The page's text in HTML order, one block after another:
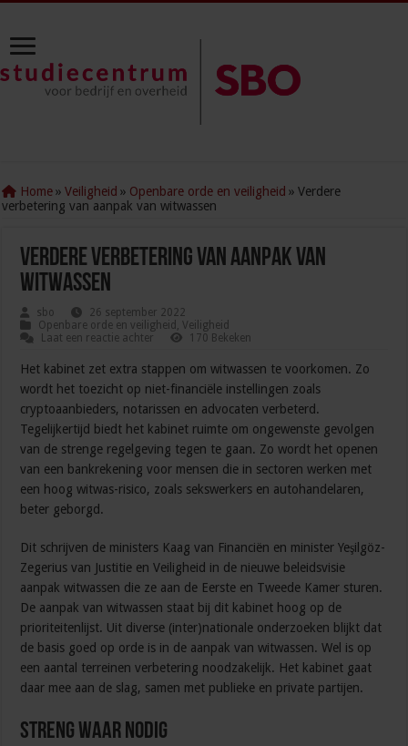
Home » Veiligheid » Openbare orde en veiligheid » Verdere
verbetering van aanpak van witwassen
Verdere verbetering van aanpak van
witwassen
sbo
26 september 2022
Openbare orde en veiligheid ,Veiligheid
Laat een reactie achter
170 Bekeken
Het kabinet zet extra stappen om witwassen te voorkomen. Zo
wordt het toezicht op niet-financiële instellingen zoals
cryptoaanbieders, notarissen en advocaten verbeterd.
Tegelijkertijd biedt het kabinet ruimte om ongewenste gevolgen
van de strenge regelgeving tegen te gaan. Zo wordt het openen
van een bankrekening voor mensen die in sectoren werken met
een hoog witwas-risico, zoals sekswerkers en autohandelaren,
beter geborgd.
Dit schrijven de ministers Kaag van Financiën en minister Yeşilgöz-
Zegerius van Justitie en Veiligheid in de nieuwe beleidsvisie
aanpak witwassen die ze aan de Eerste en Tweede Kamer sturen.
De aanpak van witwassen staat bij dit kabinet hoog op de
prioriteitenlijst. Uit diverse (inter)nationale onderzoeken blijkt dat
de basis goed op orde is in de aanpak van witwassen. Wel is op
een aantal terreinen verbetering noodzakelijk. Het kabinet gaat
daar mee aan de slag, samen met publieke en private partijen.
Streng waar nodig